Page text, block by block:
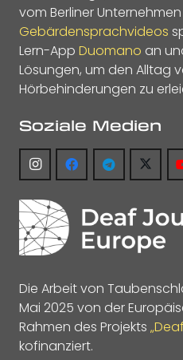
vom Berliner Unternehmen
Gebärdensprachvideos
Lern-App Duomano an
Lösungen, um den Alltag
Hörbehinderungen zu
Soziale Medien
Die Arbeit von
Mai 2025 von der
Rahmen des Projekts
kofinanziert.